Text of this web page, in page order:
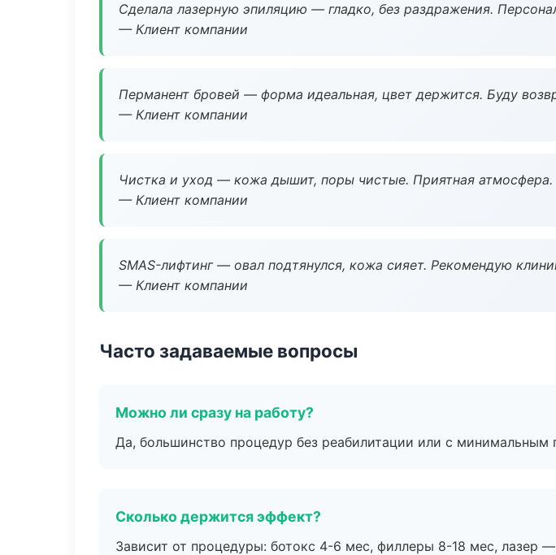
Сделала лазерную эпиляцию — гладко, без раздражения.
— Клиент компании
Перманент бровей — форма идеальная, цвет держится. Буду
— Клиент компании
Чистка и уход — кожа дышит, поры чистые. Приятная атмосфера.
— Клиент компании
SMAS-лифтинг — овал подтянулся, кожа сияет. Рекомендую
— Клиент компании
Часто задаваемые вопросы
Можно ли сразу на работу?
Да, большинство процедур без реабилитации или с минимальным
Сколько держится эффект?
Зависит от процедуры: ботокс 4-6 мес, филлеры 8-18 мес, лазер